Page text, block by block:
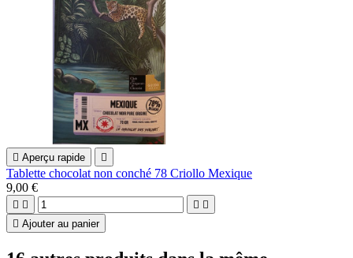
 Aperçu rapide 
Tablette chocolat non conché 78 Criollo Mexique
9,00 €
   
 Ajouter au panier